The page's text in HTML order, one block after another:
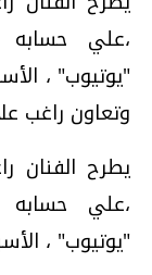
،علي
"يوتيوب" ،
وتعاون راغب
يطرح الفنان
،علي
"يوتيوب" ،